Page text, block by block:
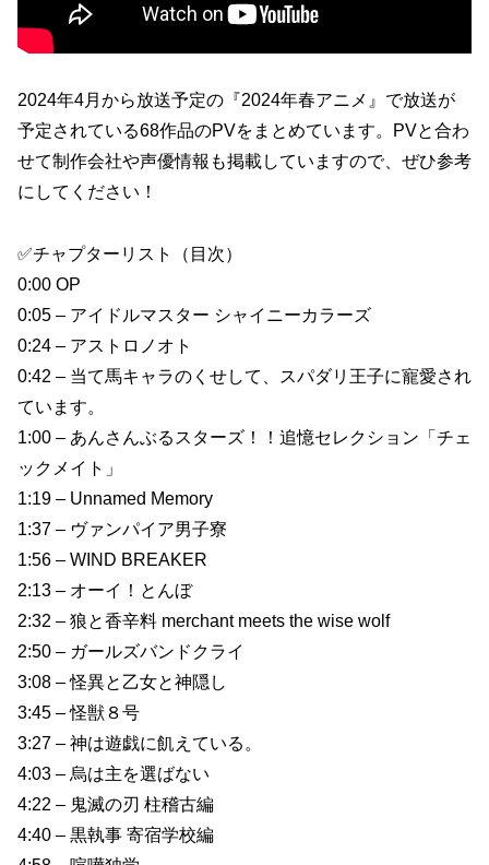
2024年4月から放送予定の『2024年春アニメ』で放送が
予定されている68作品のPVをまとめています。PVと合わ
せて制作会社や声優情報も掲載していますので、ぜひ参考
にしてください！
✅チャプターリスト（目次）
0:00 OP
0:05 – アイドルマスター シャイニーカラーズ
0:24 – アストロノオト
0:42 – 当て馬キャラのくせして、スパダリ王子に寵愛され
ています。
1:00 – あんさんぶるスターズ！！追憶セレクション「チェ
ックメイト」
1:19 – Unnamed Memory
1:37 – ヴァンパイア男子寮
1:56 – WIND BREAKER
2:13 – オーイ！とんぼ
2:32 – 狼と香辛料 merchant meets the wise wolf
2:50 – ガールズバンドクライ
3:08 – 怪異と乙女と神隠し
3:45 – 怪獣８号
3:27 – 神は遊戯に飢えている。
4:03 – 烏は主を選ばない
4:22 – 鬼滅の刃 柱稽古編
4:40 – 黒執事 寄宿学校編